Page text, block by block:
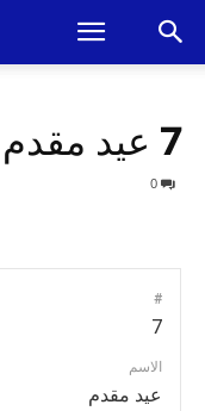
7 عيد مقدم
#
7
الاسم
عيد مقدم